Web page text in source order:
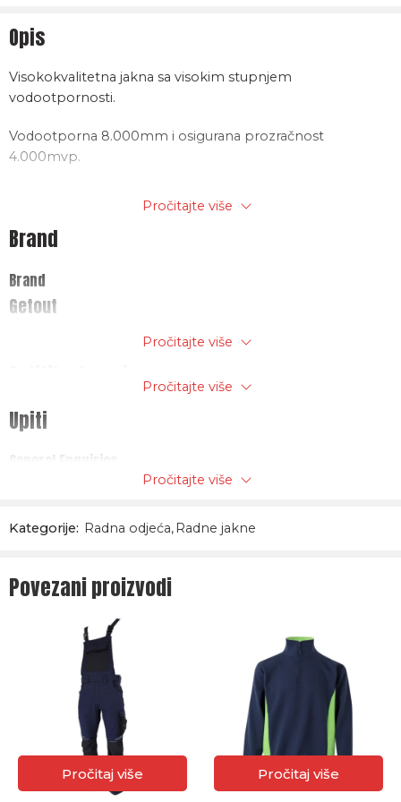
Opis
Visokokvalitetna jakna sa visokim stupnjem
vodootpornosti.
Vodootporna 8.000mm i osigurana prozračnost
4.000mvp.
Jedan džep na prsima sa rajfešlusom.
Unutarnja dva džepa sa rajfešlusom.
Materijal 100% poliester sa ispunom od poliestera.
Malo duži kroj radi zaštite
leđa. Kapuljača na skidanje.
Jakna ima fluoroscentne trakice na prednjici
Pročitajte više
Brand
Brand
Getout
Pročitajte više
Politika trgovinePročitajte više
Upiti
General Enquiries
There are no enquiries yet.Pročitajte više
Kategorije: Radna odjeća, Radne jakne
Povezani proizvodi
Pročitaj više Pročitaj više